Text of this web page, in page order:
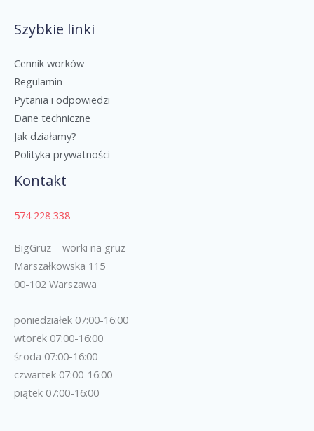
Szybkie linki
Cennik worków
Regulamin
Pytania i odpowiedzi
Dane techniczne
Jak działamy?
Polityka prywatności
Kontakt
574 228 338
BigGruz – worki na gruz
Marszałkowska 115
00-102 Warszawa
poniedziałek 07:00-16:00
wtorek 07:00-16:00
środa 07:00-16:00
czwartek 07:00-16:00
piątek 07:00-16:00